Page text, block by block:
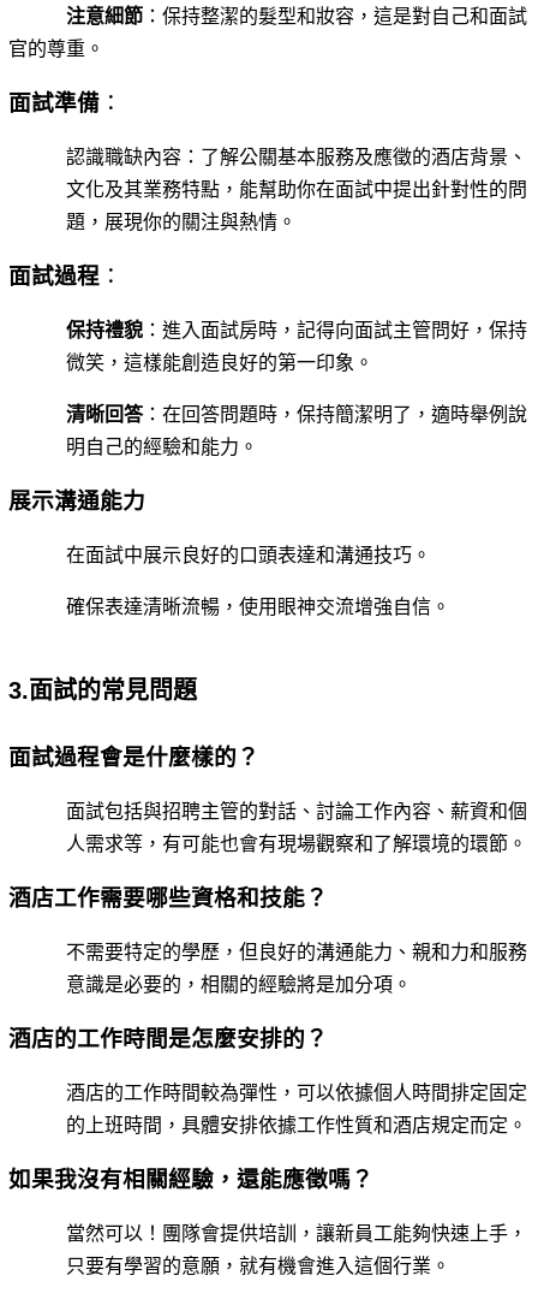
注意細節：保持整潔的髮型和妝容，這是對自己和面試
官的尊重。
面試準備：
認識職缺內容：了解公關基本服務及應徵的酒店背景、
文化及其業務特點，能幫助你在面試中提出針對性的問
題，展現你的關注與熱情。
面試過程 ：
保持禮貌：進入面試房時，記得向面試主管問好，保持
微笑，這樣能創造良好的第一印象。
清晰回答：在回答問題時，保持簡潔明了，適時舉例說
明自己的經驗和能力。
展示溝通能力
在面試中展示良好的口頭表達和溝通技巧。
確保表達清晰流暢，使用眼神交流增強自信。
3.面試的常見問題
面試過程會是什麼樣的？
面試包括與招聘主管的對話、討論工作內容、薪資和個
人需求等，有可能也會有現場觀察和了解環境的環節。
酒店工作需要哪些資格和技能？
不需要特定的學歷，但良好的溝通能力、親和力和服務
意識是必要的，相關的經驗將是加分項。
酒店的工作時間是怎麼安排的？
酒店的工作時間較為彈性，可以依據個人時間排定固定
的上班時間，具體安排依據工作性質和酒店規定而定。
如果我沒有相關經驗，還能應徵嗎？
當然可以！團隊會提供培訓，讓新員工能夠快速上手，
只要有學習的意願，就有機會進入這個行業。